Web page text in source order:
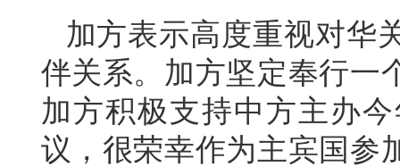
加方表示高度重视对华
伴关系。加方坚定奉行一
加方积极支持中方主办
议，很荣幸作为主宾国参